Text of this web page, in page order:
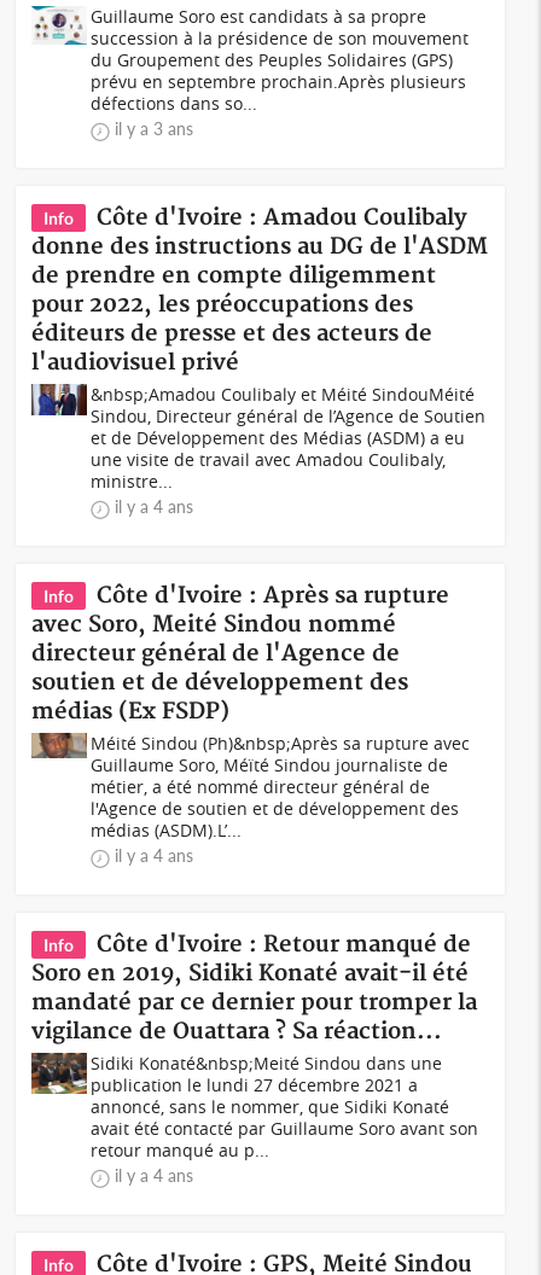
Guillaume Soro est candidats à sa propre
succession à la présidence de son mouvement
du Groupement des Peuples Solidaires (GPS)
prévu en septembre prochain.Après plusieurs
défections dans so...
il y a 3 ans
Info
Côte d'Ivoire : Amadou Coulibaly
donne des instructions au DG de l'ASDM
de prendre en compte diligemment
pour 2022, les préoccupations des
éditeurs de presse et des acteurs de
l'audiovisuel privé
&nbsp;Amadou Coulibaly et Méité SindouMéité
Sindou, Directeur général de l’Agence de Soutien
et de Développement des Médias (ASDM) a eu
une visite de travail avec Amadou Coulibaly,
ministre...
il y a 4 ans
Info
Côte d'Ivoire : Après sa rupture
avec Soro, Meité Sindou nommé
directeur général de l'Agence de
soutien et de développement des
médias (Ex FSDP)
Méité Sindou (Ph)&nbsp;Après sa rupture avec
Guillaume Soro, Méïté Sindou journaliste de
métier, a été nommé directeur général de
l'Agence de soutien et de développement des
médias (ASDM).L’...
il y a 4 ans
Info
Côte d'Ivoire : Retour manqué de
Soro en 2019, Sidiki Konaté avait-il été
mandaté par ce dernier pour tromper la
vigilance de Ouattara ? Sa réaction...
Sidiki Konaté&nbsp;Meité Sindou dans une
publication le lundi 27 décembre 2021 a
annoncé, sans le nommer, que Sidiki Konaté
avait été contacté par Guillaume Soro avant son
retour manqué au p...
il y a 4 ans
Info
Côte d'Ivoire : GPS, Meité Sindou